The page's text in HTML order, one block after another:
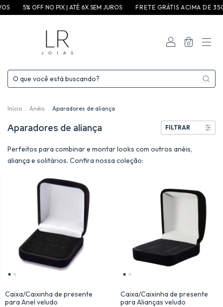
5% OFF NO PIX | ATÉ 6X SEM JUROS F R E T E G R ÁT I S A C I M A D E 3 5 0 ,0 0 P
0
Início . Anéis . Aparadores de aliança
Aparadores de aliança FILTRAR
Perfeitos para combinar e montar looks com outros anéis,
aliança e solitários. Confira nossa coleção:
Caixa/Caixinha de presente
para Anel veludo
Caixa/Caixinha de presente
para Alianças veludo